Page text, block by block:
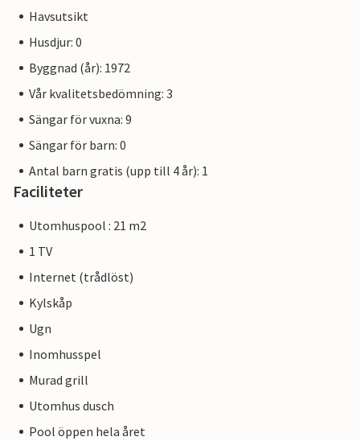
Havsutsikt
Husdjur: 0
Byggnad (år): 1972
Vår kvalitetsbedömning: 3
Sängar för vuxna: 9
Sängar för barn: 0
Antal barn gratis (upp till 4 år): 1
Faciliteter
Utomhuspool : 21 m2
1 TV
Internet (trådlöst)
Kylskåp
Ugn
Inomhusspel
Murad grill
Utomhus dusch
Pool öppen hela året